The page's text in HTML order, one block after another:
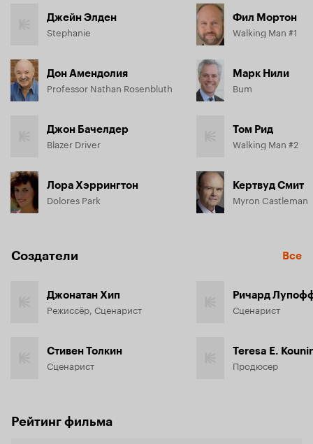
Джейн Элден
Stephanie
Дон Амендолия
Professor Nathan Rosenbluth
Джон Бачелдер
Blazer Driver
Лора Хэррингтон
Dolores Park
Фил Мортон
Walking Man #1
Марк Нили
Bum
Том Рид
Walking Man #2
Кертвуд Смит
Myron Castleman
Создатели Все
Джонатан Хип
Режиссёр, Сценарист
Стивен Толкин
Сценарист
Ричард
Сценарист
Teresa E.
Продюсер
Рейтинг фильма